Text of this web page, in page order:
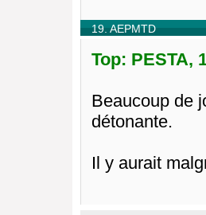
19. AEPMTD
Top: PESTA,
Beaucoup de
détonante.
Il y aurait